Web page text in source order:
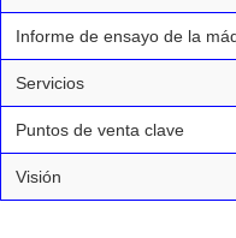
Informe de ensayo de la
Servicios
Puntos de venta clave
Visión